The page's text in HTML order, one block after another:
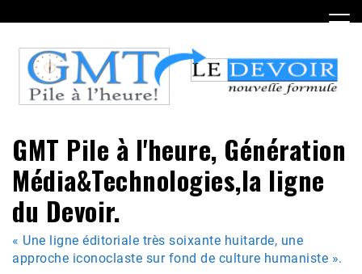
to
content
GMT Pile à l'heure, Génération
Média&Technologies,la ligne
du Devoir.
« Une ligne éditoriale très soixante huitarde, une
approche iconoclaste sur fond de culture humaniste ».